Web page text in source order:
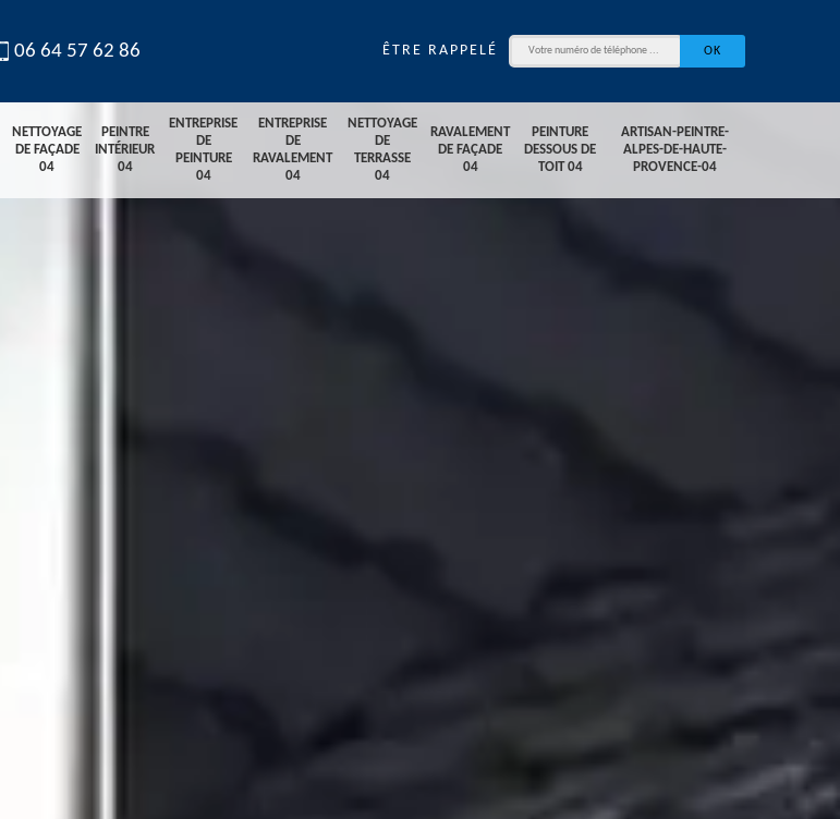
06 64 57 62 86 ÊTRE RAPPELÉ
NETTOYAGE
DE FAÇADE
04
PEINTRE
INTÉRIEUR
04
ENTREPRISE
DE
PEINTURE
04
ENTREPRISE
DE
RAVALEMENT
04
NETTOYAGE
DE
TERRASSE
04
RAVALEMENT
DE FAÇADE
04
PEINTURE
DESSOUS DE
TOIT 04
ARTISAN-PEINTRE-
ALPES-DE-HAUTE-
PROVENCE-04